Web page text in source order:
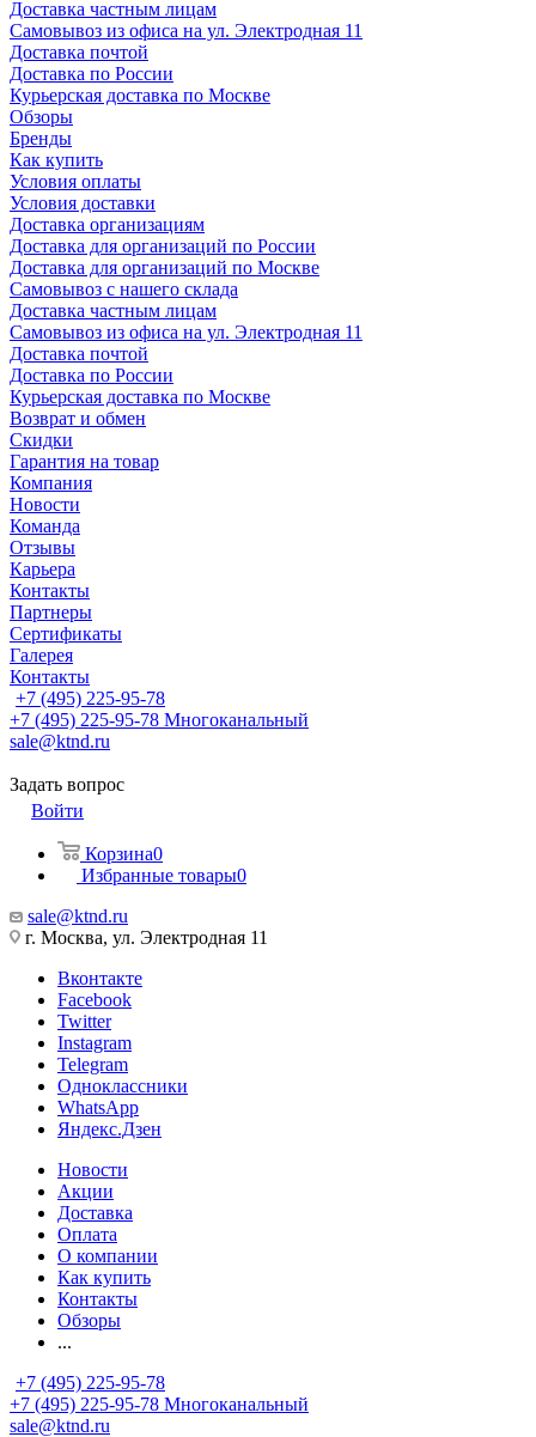
Доставка частным лицам
Самовывоз из офиса на ул. Электродная 11
Доставка почтой
Доставка по России
Курьерская доставка по Москве
Обзоры
Бренды
Как купить
Условия оплаты
Условия доставки
Доставка организациям
Доставка для организаций по России
Доставка для организаций по Москве
Самовывоз с нашего склада
Доставка частным лицам
Самовывоз из офиса на ул. Электродная 11
Доставка почтой
Доставка по России
Курьерская доставка по Москве
Возврат и обмен
Скидки
Гарантия на товар
Компания
Новости
Команда
Отзывы
Карьера
Контакты
Партнеры
Сертификаты
Галерея
Контакты
+7 (495) 225-95-78
+7 (495) 225-95-78 Многоканальный
sale@ktnd.ru
Задать вопрос
Войти
Корзина0
Избранные товары0
sale@ktnd.ru
г. Москва, ул. Электродная 11
Вконтакте
Facebook
Twitter
Instagram
Telegram
Одноклассники
WhatsApp
Яндекс.Дзен
Новости
Акции
Доставка
Оплата
О компании
Как купить
Контакты
Обзоры
...
+7 (495) 225-95-78
+7 (495) 225-95-78 Многоканальный
sale@ktnd.ru